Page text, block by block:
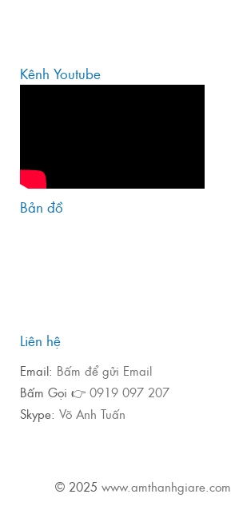
Kênh Youtube
Bản đồ
Liên hệ
Email: Bấm để gửi Email
Bấm Gọi 👉 0919 097 207
Skype: Võ Anh Tuấn
© 2025 www.amthanhgiare.com